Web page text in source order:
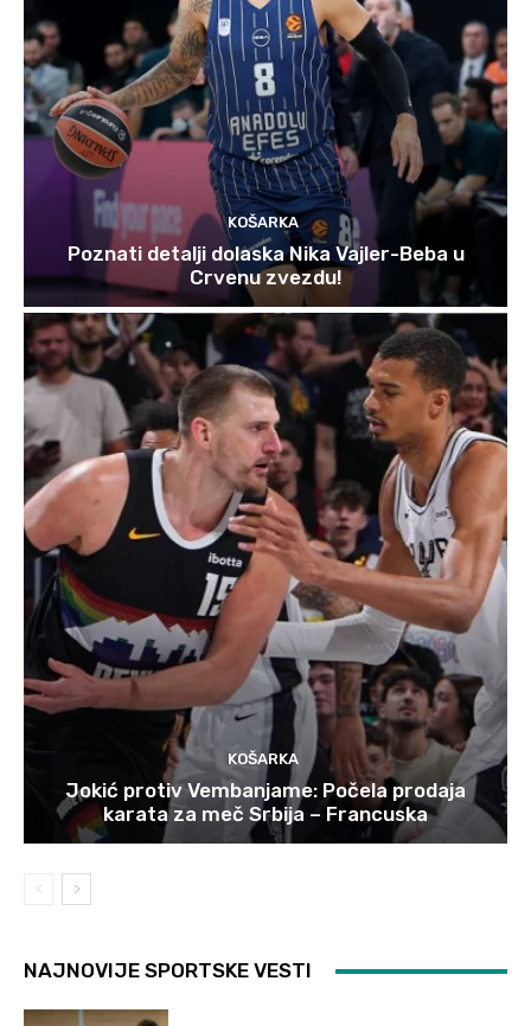
KOŠARKA
Poznati detalji dolaska Nika Vajler-Beba u
Crvenu zvezdu!
KOŠARKA
Jokić protiv Vembanjame: Počela prodaja
karata za meč Srbija – Francuska
NAJNOVIJE SPORTSKE VESTI